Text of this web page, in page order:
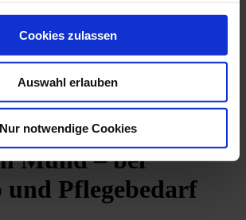
Cookies zulassen
Auswahl erlauben
Nur notwendige Cookies
„Mund auf gegen Krebs“
Mund – bei
und Pflegebedarf